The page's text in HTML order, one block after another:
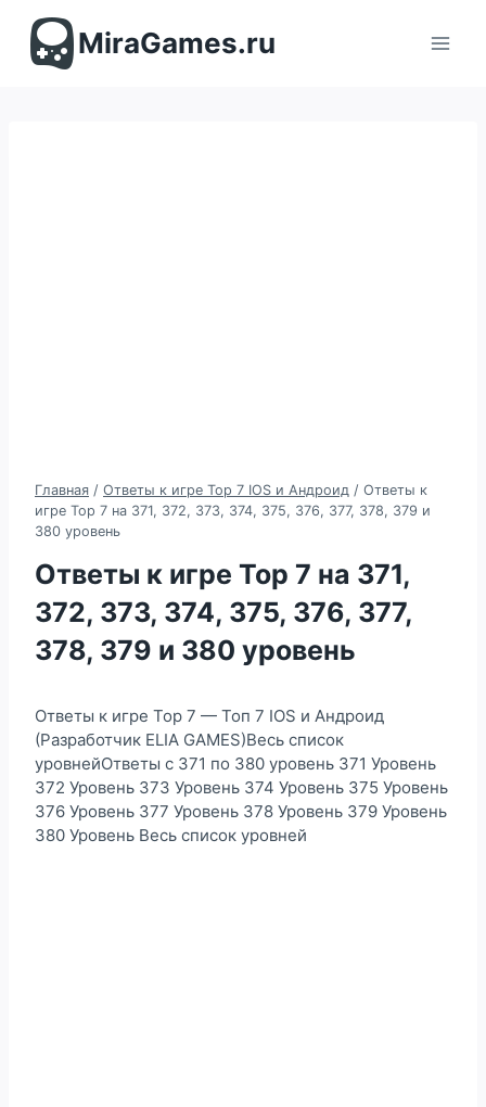
содержимомуMiraGames.ru
Главная / Ответы к игре Top 7 IOS и Андроид / Ответы к
игре Top 7 на 371, 372, 373, 374, 375, 376, 377, 378, 379 и
380 уровень
Ответы к игре Top 7 на 371,
372, 373, 374, 375, 376, 377,
378, 379 и 380 уровень
Ответы к игре Top 7 — Топ 7 IOS и Андроид
(Разработчик ELIA GAMES)Весь список
уровнейОтветы с 371 по 380 уровень 371 Уровень
372 Уровень 373 Уровень 374 Уровень 375 Уровень
376 Уровень 377 Уровень 378 Уровень 379 Уровень
380 Уровень Весь список уровней